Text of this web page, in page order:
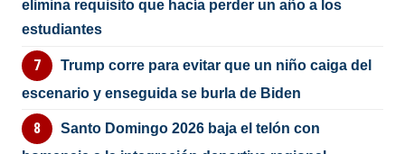
elimina requisito que hacía perder un año a los
estudiantes
Trump corre para evitar que un niño caiga del
escenario y enseguida se burla de Biden
Santo Domingo 2026 baja el telón con